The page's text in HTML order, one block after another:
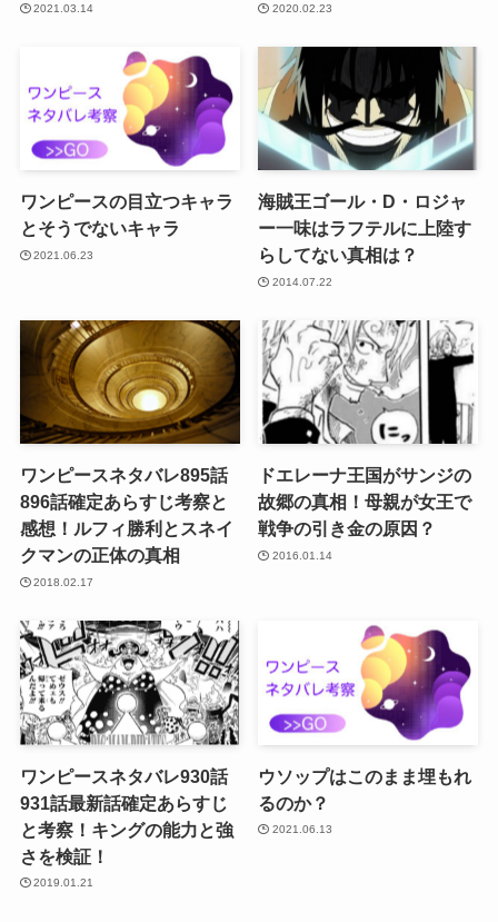
2021.03.14 2020.02.23
ワンピースの目立つキャラ
とそうでないキャラ
2021.06.23
海賊王ゴール・D・ロジャ
ー一味はラフテルに上陸す
らしてない真相は？
2014.07.22
ワンピースネタバレ895話
896話確定あらすじ考察と
感想！ルフィ勝利とスネイ
クマンの正体の真相
2018.02.17
ドエレーナ王国がサンジの
故郷の真相！母親が女王で
戦争の引き金の原因？
2016.01.14
ワンピースネタバレ930話
931話最新話確定あらすじ
と考察！キングの能力と強
さを検証！
2019.01.21
ウソップはこのまま埋もれ
るのか？
2021.06.13